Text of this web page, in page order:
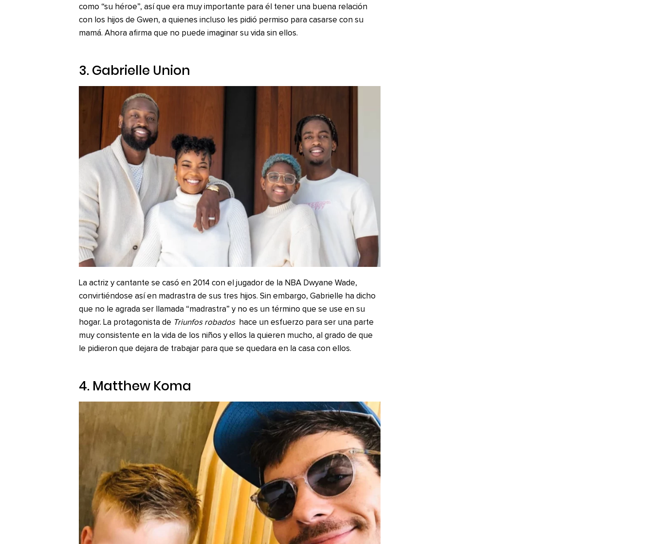
como “su héroe”, así que era muy importante para él tener una buena relación
con los hijos de Gwen, a quienes incluso les pidió permiso para casarse con su
mamá. Ahora afirma que no puede imaginar su vida sin ellos.
3. Gabrielle Union
La actriz y cantante se casó en 2014 con el jugador de la NBA Dwyane Wade,
convirtiéndose así en madrastra de sus tres hijos. Sin embargo, Gabrielle ha dicho
que no le agrada ser llamada “madrastra” y no es un término que se use en su
hogar. La protagonista de Triunfos robados
hace un esfuerzo para ser una parte
muy consistente en la vida de los niños y ellos la quieren mucho, al grado de que
le pidieron que dejara de trabajar para que se quedara en la casa con ellos.
4. Matthew Koma